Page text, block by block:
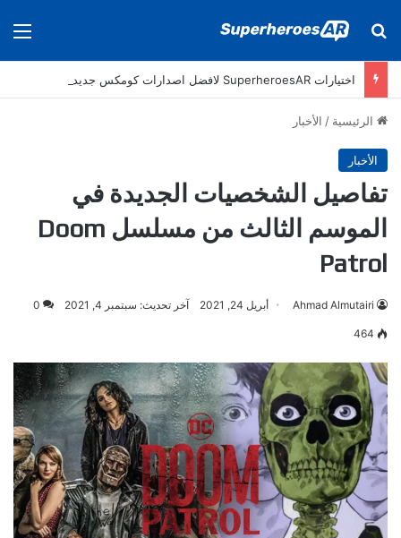
بحث عن
الرئيسية / الأخبار
الأخبار
تفاصيل الشخصيات الجديدة في
الموسم الثالث من مسلسل Doom
Patrol
Ahmad Almutairi أبريل 24, 2021 آخر تحديث: سبتمبر 4, 2021 0
464